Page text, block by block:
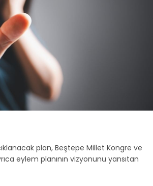
plan, Beştepe Millet Kongre ve
eylem planının vizyonunu yansıtan